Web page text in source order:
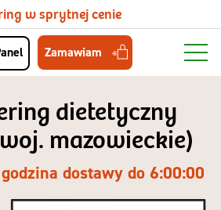
w sprytnej cenie
Zamawiam
dietetyczny
mazowieckie)
dostawy do 6:00:00